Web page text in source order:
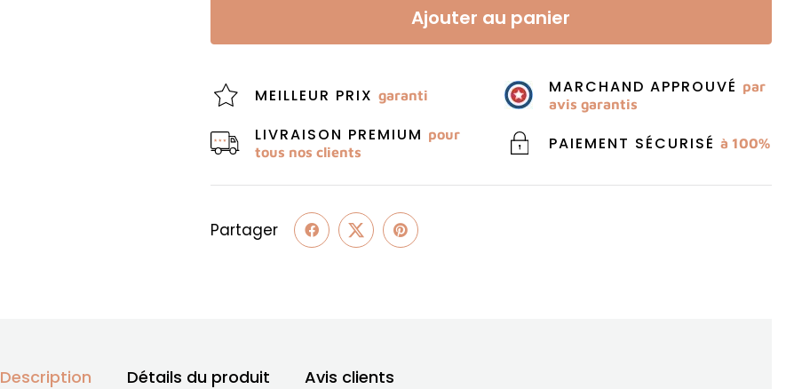
Ajouter au panier
MEILLEUR PRIX garanti MARCHAND APPROUVÉ par
avis garantis
LIVRAISON PREMIUM pour
tous nos clients
PAIEMENT SÉCURISÉ à 100%
Partager
Description Détails du produit Avis clients